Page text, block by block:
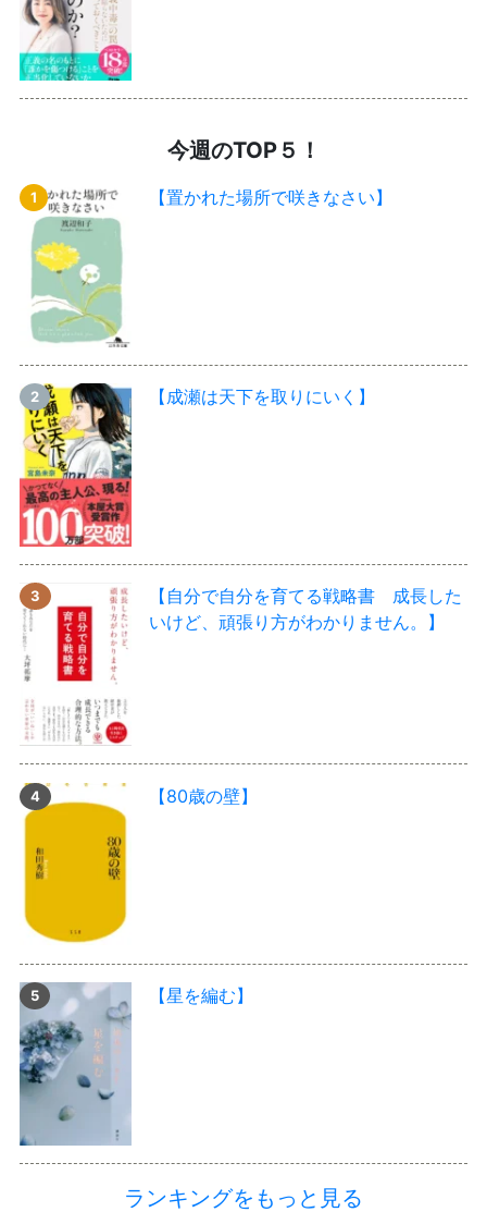
今週のTOP５！
【置かれた場所で咲きなさい】
【成瀬は天下を取りにいく】
【自分で自分を育てる戦略書 成長した
いけど、頑張り方がわかりません。】
【80歳の壁】
【星を編む】
ランキングをもっと見る